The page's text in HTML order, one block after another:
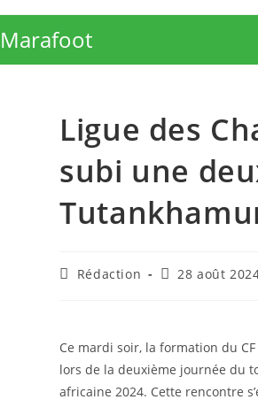
toMarafoot
Ligue des
subi une
Auteur/autrice
Rédaction
Publication
28 août
Ce mardi soir, la formation du
lors de la deuxième journée du
africaine 2024. Cette rencontre